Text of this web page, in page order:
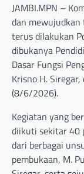
JAMBI.MPN –
dan
terus dilakukan
dibukanya
Dasar Fungsi
Krisno H.
(8/6/2026).
Kegiatan yang
diikuti sekitar 40
dari berbagai
pembukaan, M.